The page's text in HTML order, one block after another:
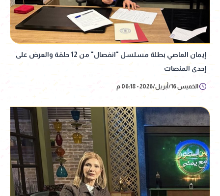
إيمان العاصي بطلة مسلسل "انفصال" من 12 حلقة والعرض على
إحدى المنصات
الخميس 16/أبريل/2026 - 06:18 م